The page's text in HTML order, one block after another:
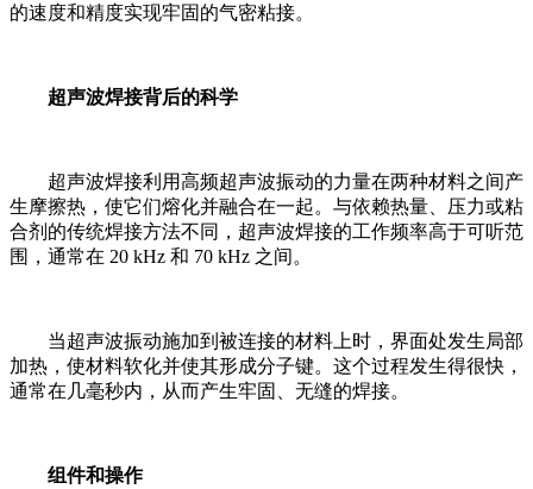
的速度和精度实现牢固的气密粘接。
超声波焊接背后的科学
超声波焊接利用高频超声波振动的力量在两种材料之间产
生摩擦热，使它们熔化并融合在一起。与依赖热量、压力或粘
合剂的传统焊接方法不同，超声波焊接的工作频率高于可听范
围，通常在 20 kHz 和 70 kHz 之间。
当超声波振动施加到被连接的材料上时，界面处发生局部
加热，使材料软化并使其形成分子键。这个过程发生得很快，
通常在几毫秒内，从而产生牢固、无缝的焊接。
组件和操作